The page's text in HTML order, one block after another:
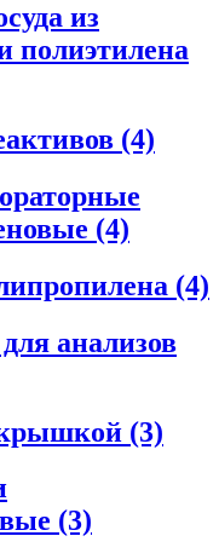
из
полиэтилена
(4)
(4)
(4)
анализов
(3)
(3)